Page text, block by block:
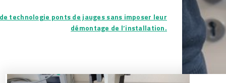
technologie ponts de jauges sans imposer leur
démontage de l’installation.